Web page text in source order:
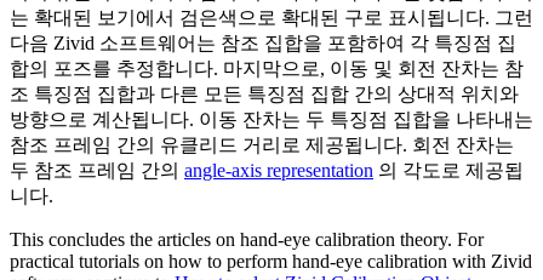
는 확대된 보기에서 검은색으로 확대된 구로 표시됩니다. 그런
다음 Zivid 소프트웨어는 참조 집합을 포함하여 각 특징점 집
합의 포즈를 추정합니다. 마지막으로, 이동 및 회전 잔차는 참
조 특징점 집합과 다른 모든 특징점 집합 간의 상대적 위치와
방향으로 계산됩니다. 이동 잔차는 두 특징점 집합을 나타내는
참조 프레임 간의 유클리드 거리로 제공됩니다. 회전 잔차는
두 참조 프레임 간의 angle-axis representation 의 각도로 제공됩
니다.
This concludes the articles on hand-eye calibration theory. For
practical tutorials on how to perform hand-eye calibration with Zivid